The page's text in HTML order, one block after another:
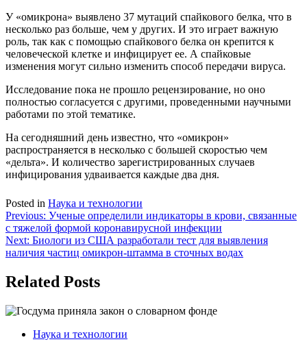
У «омикрона» выявлено 37 мутаций спайкового белка, что в
несколько раз больше, чем у других. И это играет важную
роль, так как с помощью спайкового белка он крепится к
человеческой клетке и инфицирует ее. А спайковые
изменения могут сильно изменить способ передачи вируса.
Исследование пока не прошло рецензирование, но оно
полностью согласуется с другими, проведенными научными
работами по этой тематике.
На сегодняшний день известно, что «омикрон»
распространяется в несколько с большей скоростью чем
«дельта». И количество зарегистрированных случаев
инфицирования удваивается каждые два дня.
Posted in Наука и технологии
Навигация
по
записям
Previous: Ученые определили индикаторы в крови, связанные
с тяжелой формой коронавирусной инфекции
Next: Биологи из США разработали тест для выявления
наличия частиц омикрон-штамма в сточных водах
Related Posts
Наука и технологии